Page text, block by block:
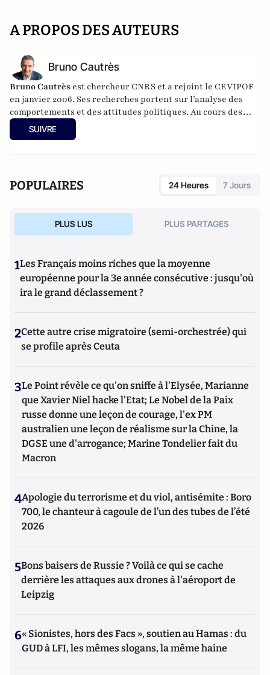
A PROPOS DES AUTEURS
Bruno Cautrès
Bruno Cautrès est chercheur CNRS et a rejoint le CEVIPOF
en janvier 2006. Ses recherches portent sur l’analyse des
comportements et des attitudes politiques. Au cours des
années récentes, il a participé à différentes recherches
françaises ou européennes portant sur la participation
européenne dans les électorats et les opinions publiques. Il
(toujours) l'Europe ?(éditions de La Documentation
Française, 2014) etHistoire d’une révolution électorale
(2015-2018)avec Anne Muxel (Classiques Garnier, 2019).
SUIVRE
POPULAIRES 24 Heures 7 Jours
PLUS LUS PLUS PARTAGES
1Les Français moins riches que la moyenne
européenne pour la 3e année consécutive : jusqu'où
ira le grand déclassement ?
2Cette autre crise migratoire (semi-orchestrée) qui
se profile après Ceuta
3Le Point révèle ce qu'on sniffe à l'Elysée, Marianne
que Xavier Niel hacke l'Etat; Le Nobel de la Paix
russe donne une leçon de courage, l'ex PM
australien une leçon de réalisme sur la Chine, la
DGSE une d'arrogance; Marine Tondelier fait du
Macron
4Apologie du terrorisme et du viol, antisémite : Boro
700, le chanteur à cagoule de l’un des tubes de l’été
2026
5Bons baisers de Russie ? Voilà ce qui se cache
derrière les attaques aux drones à l'aéroport de
Leipzig
6« Sionistes, hors des Facs », soutien au Hamas : du
GUD à LFI, les mêmes slogans, la même haine